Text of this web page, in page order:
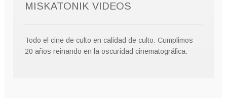
MISKATONIK VIDEOS
Todo el cine de culto en calidad de culto. Cumplimos
20 años reinando en la oscuridad cinematográfica.